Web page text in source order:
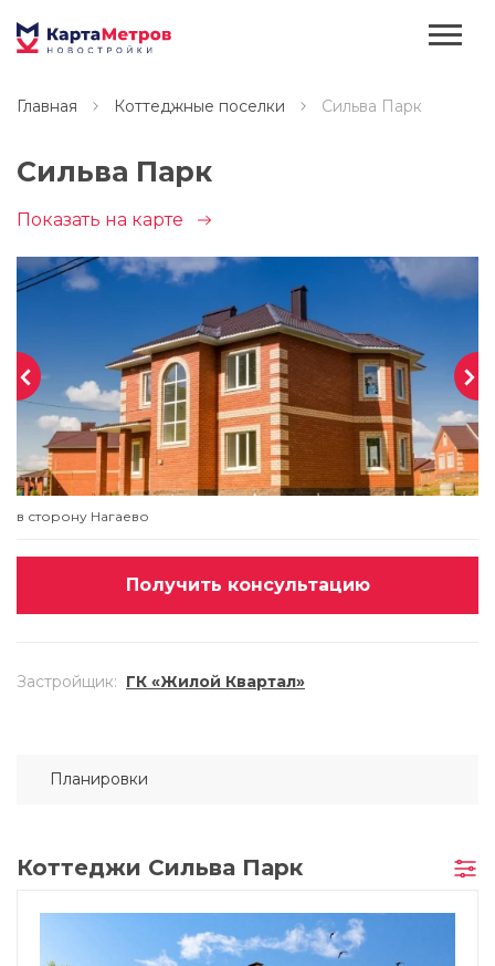
Главная Коттеджные поселки Сильва Парк
Сильва Парк
Показать на карте
в сторону Нагаево
Получить консультацию
Застройщик: ГК «Жилой Квартал»
Планировки
Коттеджи Сильва Парк